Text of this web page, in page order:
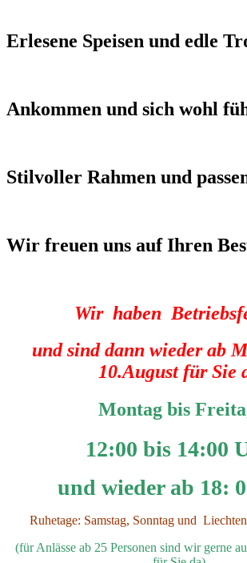
Erlesene Speisen und edle
Ankommen und sich wohl
Stilvoller Rahmen und
Wir freuen uns auf Ihren
Wir haben
und sind dann wieder ab
10.August für Sie
Montag bis
12:00 bis 14:00
und wieder ab 18:
Ruhetage: Samstag, Sonntag und
(für Anlässe ab 25 Personen sind wir gerne